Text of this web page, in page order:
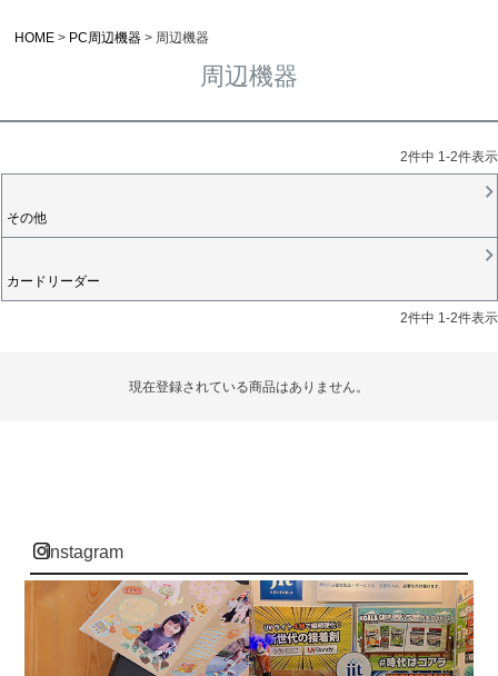
HOME PC周辺機器 周辺機器
周辺機器
2件中 1-2件表示
その他
カードリーダー
2件中 1-2件表示
現在登録されている商品はありません。
instagram